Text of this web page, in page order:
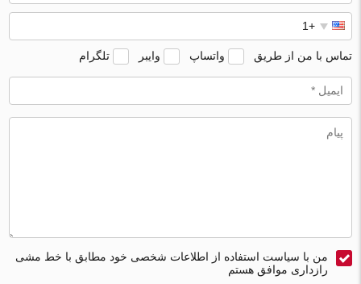
تماس با من از طریق واتساپ وایبر تلگرام
من با سیاست استفاده از اطلاعات شخصی خود مطابق با خط مشی
رازداری موافق هستم